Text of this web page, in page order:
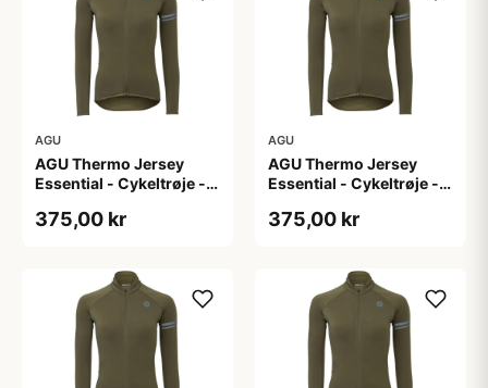
AGU
AGU Thermo Jersey
Essential - Cykeltrøje -
M
375,00 kr
AGU
AGU Thermo Jersey
Essential - Cykeltrøje -
S
375,00 kr